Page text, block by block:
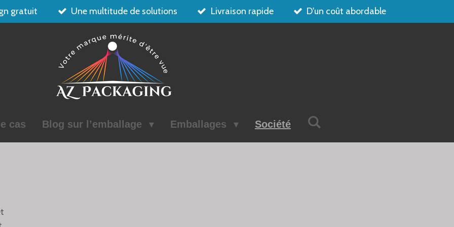
gratuit Une multitude de solutions Livraison rapide D'un coût abordable
cas Blog sur l’emballage Emballages Société